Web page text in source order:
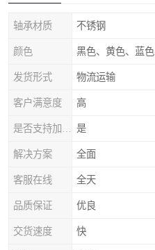
轴承材质 不锈钢
颜色 黑色、黄色、蓝色
发货形式 物流运输
客户满意度 高
是
解决方案 全面
客服在线 全天
品质保证 优良
交货速度 快